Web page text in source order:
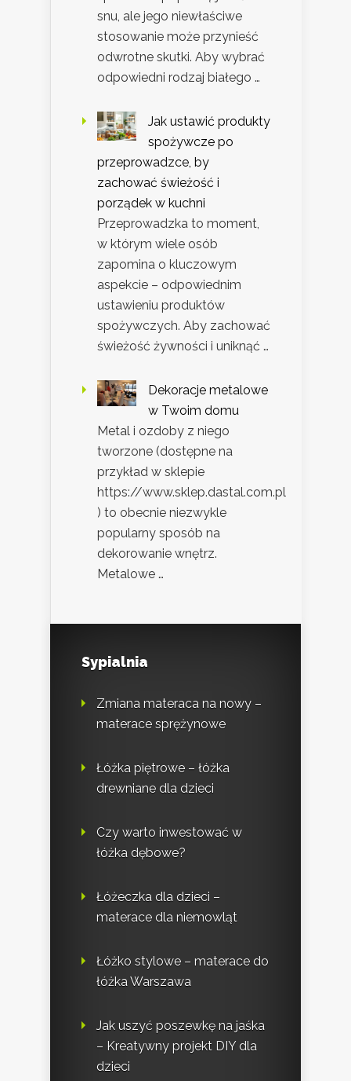
snu, ale jego niewłaściwe
stosowanie może przynieść
odwrotne skutki. Aby wybrać
odpowiedni rodzaj białego …
Jak ustawić produkty
spożywcze po
przeprowadzce, by
zachować świeżość i
porządek w kuchni
Przeprowadzka to moment,
w którym wiele osób
zapomina o kluczowym
aspekcie – odpowiednim
ustawieniu produktów
spożywczych. Aby zachować
świeżość żywności i uniknąć …
Dekoracje metalowe
w Twoim domu
Metal i ozdoby z niego
tworzone (dostępne na
przykład w sklepie
https://www.sklep.dastal.com.pl
) to obecnie niezwykle
popularny sposób na
dekorowanie wnętrz.
Metalowe …
Sypialnia
Zmiana materaca na nowy –
materace sprężynowe
Łóżka piętrowe – łóżka
drewniane dla dzieci
Czy warto inwestować w
łóżka dębowe?
Łóżeczka dla dzieci –
materace dla niemowląt
Łóżko stylowe – materace do
łóżka Warszawa
Jak uszyć poszewkę na jaśka
– Kreatywny projekt DIY dla
dzieci